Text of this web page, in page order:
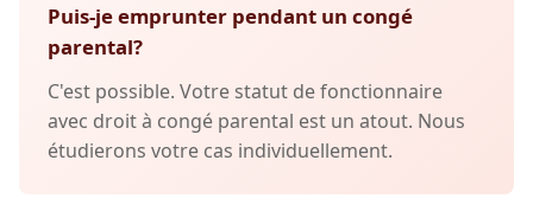
Puis-je emprunter pendant un congé
parental?
C'est possible. Votre statut de fonctionnaire
avec droit à congé parental est un atout. Nous
étudierons votre cas individuellement.